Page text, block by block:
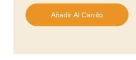
Añadir Al Carrito